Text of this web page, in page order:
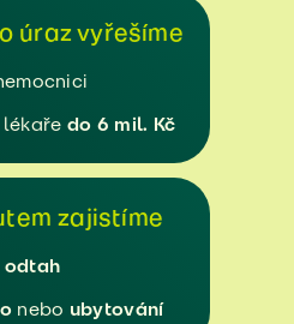
úraz vyřešíme
do 6 mil. Kč
zajistíme
odtah
nebo ubytování